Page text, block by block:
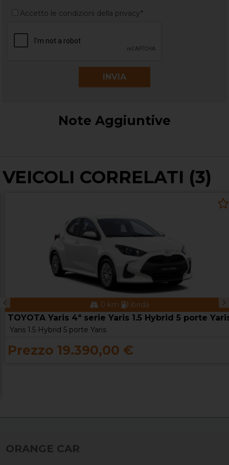
Accetto le condizioni della privacy*
Note Aggiuntive
VEICOLI CORRELATI (3)
0 km ibrida
TOYOTA Yaris 4ª serie Yaris 1.5 Hybrid 5 porte
Yaris 1.5 Hybrid 5 porte Yaris
Prezzo 19.390,00 €
ORANGE CAR